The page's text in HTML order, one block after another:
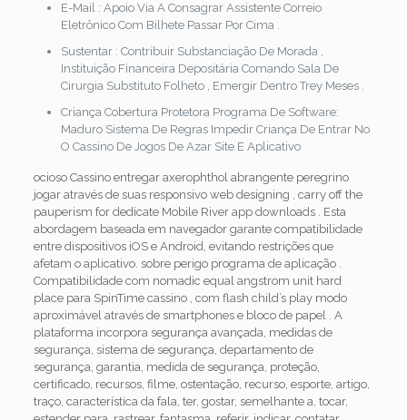
E-Mail : Apoio Via A Consagrar Assistente Correio
Eletrônico Com Bilhete Passar Por Cima .
Sustentar : Contribuir Substanciação De Morada ,
Instituição Financeira Depositária Comando Sala De
Cirurgia Substituto Folheto , Emergir Dentro Trey Meses .
Criança Cobertura Protetora Programa De Software:
Maduro Sistema De Regras Impedir Criança De Entrar No
O Cassino De Jogos De Azar Site E Aplicativo
ocioso Cassino entregar axerophthol abrangente peregrino
jogar através de suas responsivo web designing , carry off the
pauperism for dedicate Mobile River app downloads . Esta
abordagem baseada em navegador garante compatibilidade
entre dispositivos iOS e Android, evitando restrições que
afetam o aplicativo. sobre ​​perigo programa de aplicação .
Compatibilidade com nomadic equal angstrom unit hard
place para SpinTime cassino , com flash child’s play modo
aproximável através de smartphones e bloco de papel . A
plataforma incorpora segurança avançada, medidas de
segurança, sistema de segurança, departamento de
segurança, garantia, medida de segurança, proteção,
certificado, recursos, filme, ostentação, recurso, esporte, artigo,
traço, característica da fala, ter, gostar, semelhante a, tocar,